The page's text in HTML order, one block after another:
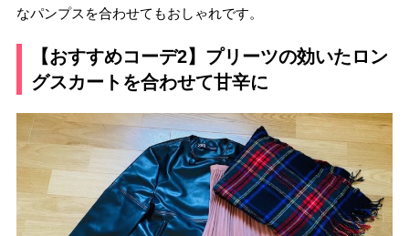
なパンプスを合わせてもおしゃれです。
【おすすめコーデ2】プリーツの効いたロン
グスカートを合わせて甘辛に